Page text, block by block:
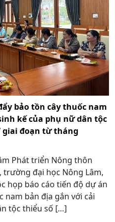
bảo tồn cây thuốc nam
kế của phụ nữ dân tộc
giai đoạn từ tháng
Phát triển Nông thôn
trường đại học Nông Lâm,
họp báo cáo tiến độ dự án
nam bản địa gắn với cải
tộc thiểu số […]